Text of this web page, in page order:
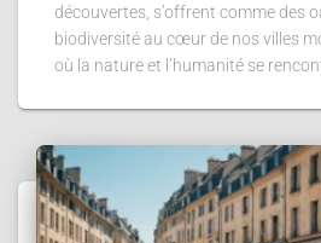
découvertes, s’offrent comme des
biodiversité au cœur de nos villes
où la nature et l’humanité se